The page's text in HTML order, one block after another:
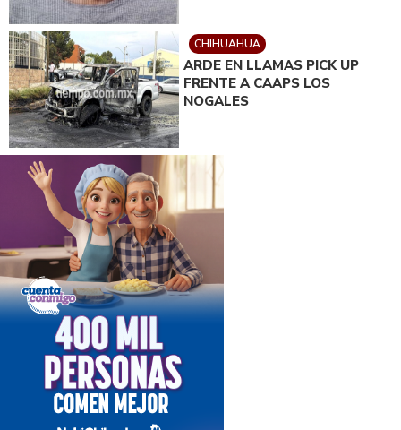
CHIHUAHUA
ARDE EN LLAMAS PICK UP
FRENTE A CAAPS LOS
NOGALES